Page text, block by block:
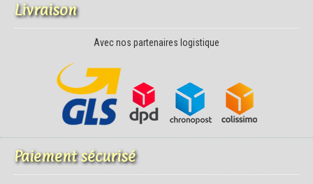
Livraison
Avec nos partenaires logistique
Paiement sécurisé